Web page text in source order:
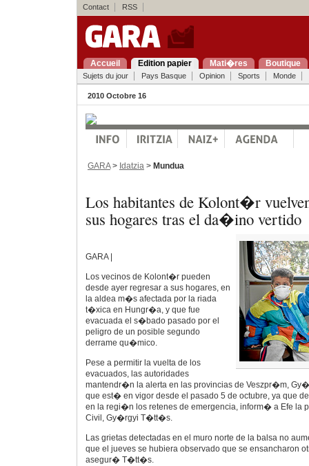
Contact RSS
Accueil Edition papier Mati�res Boutique
Sujets du jour Pays Basque Opinion Sports Monde
2010 Octobre 16
GARA> Idatzia > Mundua
Los habitantes de Kolont�r
sus hogares tras el da�ino vertido
GARA |
Los vecinos de Kolont�r pueden
desde ayer regresar a sus hogares, en
la aldea m�s afectada por la riada
t�xica en Hungr�a, y que fue
evacuada el s�bado pasado por el
peligro de un posible segundo
derrame qu�mico.
Pese a permitir la vuelta de los
evacuados, las autoridades
mantendr�n la alerta en las provincias de Veszpr�m,
que est� en vigor desde el pasado 5 de octubre, ya que
en la regi�n los retenes de emergencia, inform� a Efe la
Civil, Gy�rgyi T�tt�s.
Las grietas detectadas en el muro norte de la balsa no
que el jueves se hubiera observado que se ensancharon
asegur� T�tt�s.